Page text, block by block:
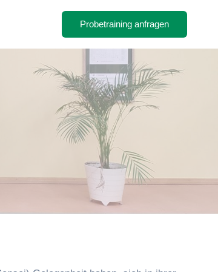
Probetraining anfragen